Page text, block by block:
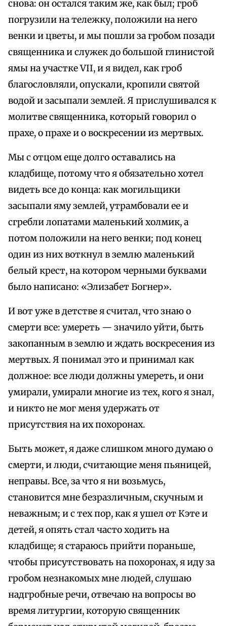
снова: он остался таким же, как был; гроб
погрузили на тележку, положили на него
венки и цветы, и мы пошли за гробом позади
священника и служек до большой глинистой
ямы на участке VII, и я видел, как гроб
благословляли, опускали, кропили святой
водой и засыпали землей. Я прислушивался к
молитве священника, который говорил о
прахе, о прахе и о воскресении из мертвых.
Мы с отцом еще долго оставались на
кладбище, потому что я обязательно хотел
видеть все до конца: как могильщики
засыпали яму землей, утрамбовали ее и
сгребли лопатами маленький холмик, а
потом положили на него венки; под конец
один из них воткнул в землю маленький
белый крест, на котором черными буквами
было написано: «Элизабет Богнер».
И вот уже в детстве я считал, что знаю о
смерти все: умереть — значило уйти, быть
закопанным в землю и ждать воскресения из
мертвых. Я понимал это и принимал как
должное: все люди должны умереть, и они
умирали, умирали многие из тех, кого я знал,
и никто не мог меня удержать от
присутствия на их похоронах.
Быть может, я даже слишком много думаю о
смерти, и люди, считающие меня пьяницей,
неправы. Все, за что я ни возьмусь,
становится мне безразличным, скучным и
неважным; и с тех пор, как я ушел от Кэте и
детей, я опять стал часто ходить на
кладбище; я стараюсь прийти пораньше,
чтобы присутствовать на похоронах, я иду за
гробом незнакомых мне людей, слушаю
надгробные речи, отвечаю на вопросы во
время литургии, которую священник